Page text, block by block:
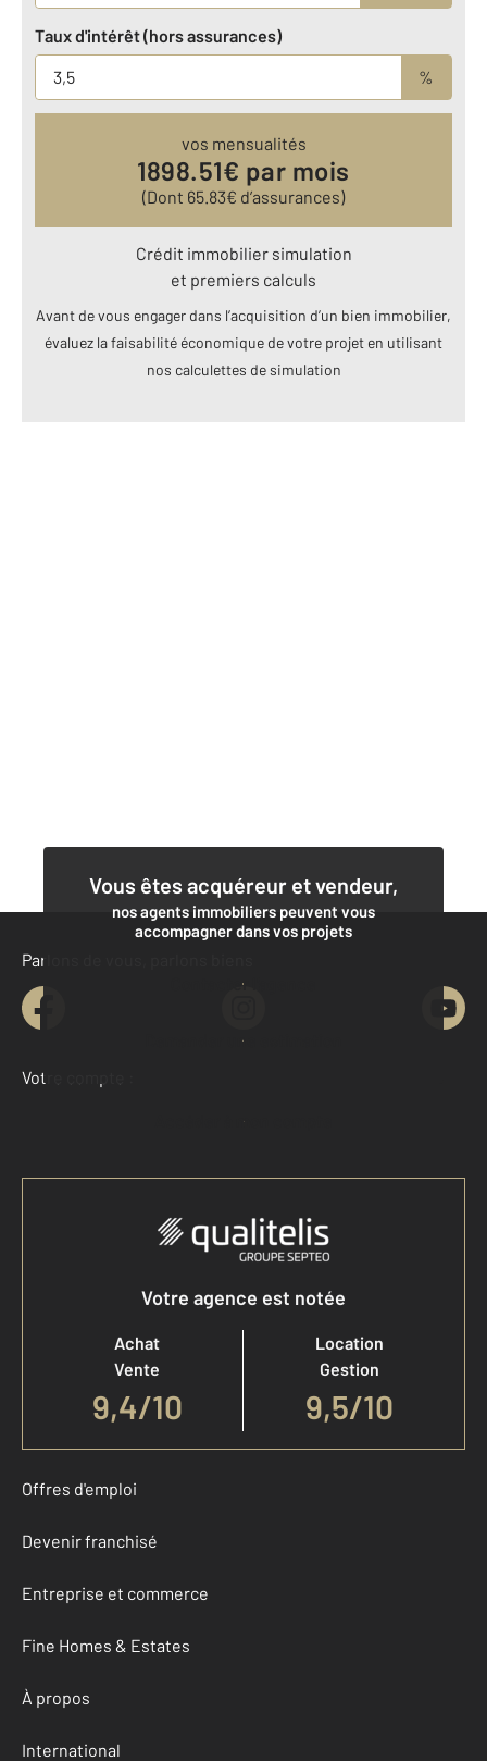
Taux d'intérêt (hors assurances)
%
vos mensualités
1898.51€ par mois
(Dont 65.83€ d’assurances)
Crédit immobilier simulation
et premiers calculs
Avant de vous engager dans l’acquisition d’un bien immobilier,
évaluez la faisabilité économique de votre projet en utilisant
nos calculettes de simulation
Vous êtes acquéreur et vendeur,
nos agents immobiliers peuvent vous
accompagner dans vos projets
Contacter l'agence
Demander une estimation
Parlons de vous, parlons biens
Votre compte :
Accéder à mon compte
Votre agence est notée
Achat
Vente
9,4/10
Location
Gestion
9,5/10
Offres d'emploi
Devenir franchisé
Entreprise et commerce
Fine Homes & Estates
À propos
International